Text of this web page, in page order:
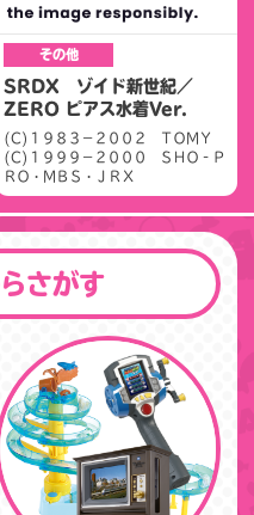
その他
SRDX ゾイド新世紀／
ZERO ピアス水着Ver.
(C)１９８３－２００２ ＴＯＭＹ
(C)１９９９－２０００ ＳＨＯ‐Ｐ
ＲＯ・ＭＢＳ・ＪＲＸ
さがす